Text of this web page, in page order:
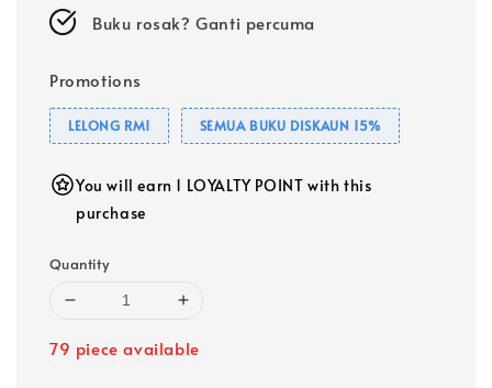
Buku rosak? Ganti percuma
Promotions
LELONG RM1 SEMUA BUKU DISKAUN 15%
You will earn 1 LOYALTY POINT with this
purchase
Quantity
79 piece available